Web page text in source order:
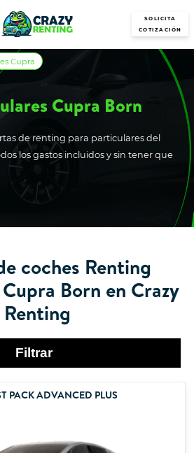
SOLICITA
COTIZACIÓN
Cupra Born
de renting para particulares del
los gastos incluidos y sin tener que
Cupra
coches Renting
Born en Crazy
Renting
Filtrar
PACK ADVANCED PLUS